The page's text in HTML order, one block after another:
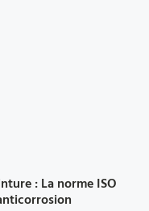
: La norme ISO